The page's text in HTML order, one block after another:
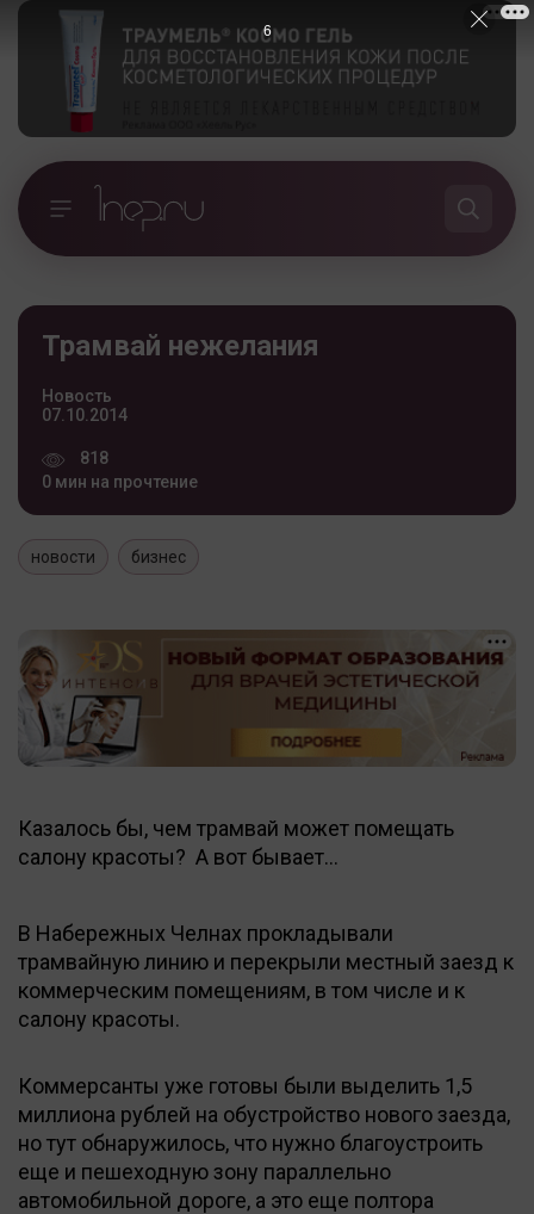
Трамвай нежелания
Новость
07.10.2014
818
0 мин на прочтение
новости бизнес
Казалось бы, чем трамвай может помещать
салону красоты? А вот бывает…
В Набережных Челнах прокладывали
трамвайную линию и перекрыли местный заезд к
коммерческим помещениям, в том числе и к
салону красоты.
Коммерсанты уже готовы были выделить 1,5
миллиона рублей на обустройство нового заезда,
но тут обнаружилось, что нужно благоустроить
еще и пешеходную зону параллельно
автомобильной дороге, а это еще полтора
6